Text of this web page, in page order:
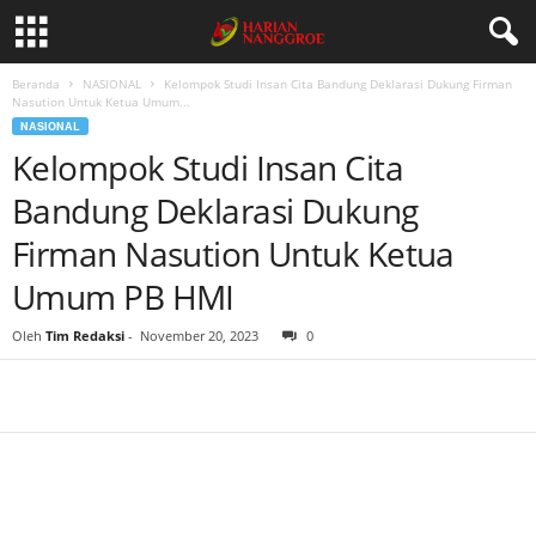
Beranda NASIONAL
Kelompok Studi Insan Cita Bandung Deklarasi Dukung Firman
Nasution Untuk Ketua Umum...
NASIONAL
Kelompok Studi Insan Cita
Bandung Deklarasi Dukung
Firman Nasution Untuk Ketua
Umum PB HMI
Oleh Tim Redaksi - November 20, 2023 0